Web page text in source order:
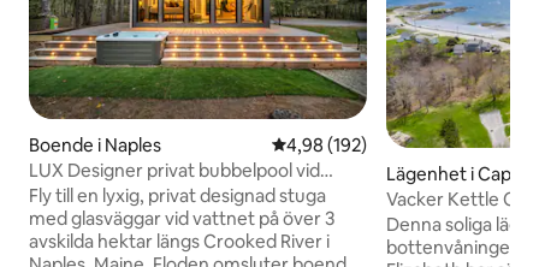
Boende i Naples 4,98 av 5 i genomsnittligt
4,98 (192)
LUX Designer privat bubbelpool vid
vattnet – avskilt
Fly till en lyxig, privat designad stuga
med glasväggar vid vattnet på över 3
avskilda hektar längs Crooked River i
Lägenhet i Cape
Vacker Kettle
stränder
Denna soliga
bottenvåningen